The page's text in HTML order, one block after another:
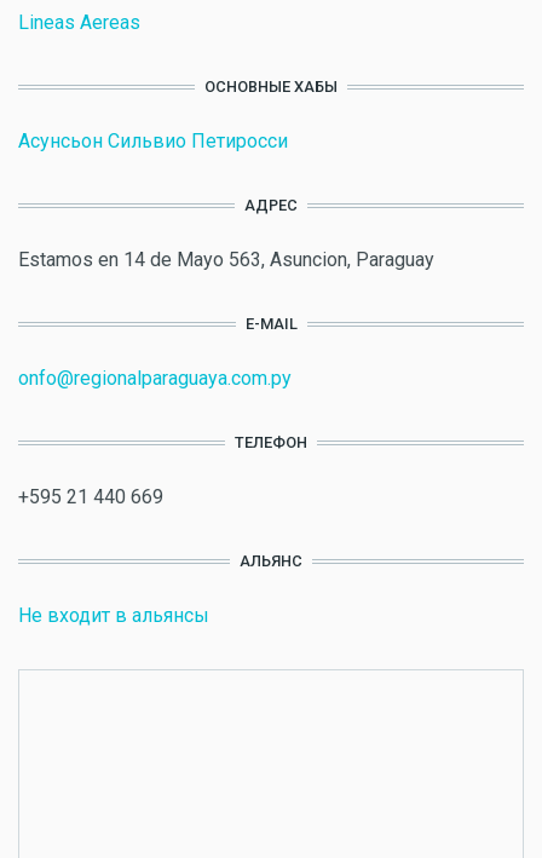
Lineas Aereas
ОСНОВНЫЕ ХАБЫ
Асунсьон Сильвио Петиросси
АДРЕС
Estamos en 14 de Mayo 563, Asuncion, Paraguay
E-MAIL
onfo@regionalparaguaya.com.py
ТЕЛЕФОН
+595 21 440 669
АЛЬЯНС
Не входит в альянсы